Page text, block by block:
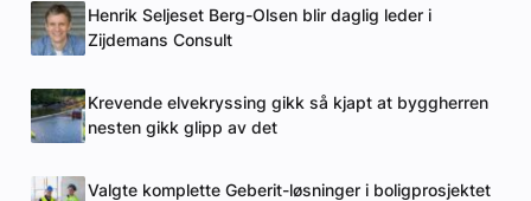
Henrik Seljeset Berg-Olsen blir daglig leder i
Zijdemans Consult
Krevende elvekryssing gikk så kjapt at byggherren
nesten gikk glipp av det
Valgte komplette Geberit-løsninger i boligprosjektet